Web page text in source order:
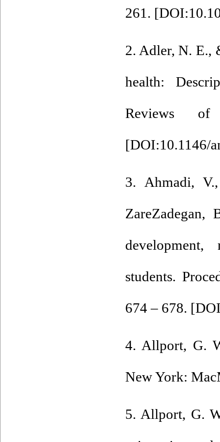
261. [
2. Adler, N. E.,
health:
Reviews
[DOI:10.1146/
3. Ahmadi,
ZareZadegan,
students.
674 – 678. [
4. Allport, G.
New York:
5. Allport, G.